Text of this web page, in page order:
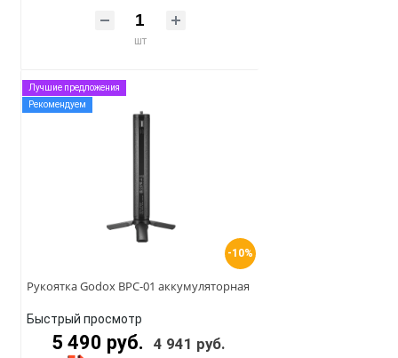
шт
-10%
Лучшие предложения
Рекомендуем
Рукоятка Godox BPC-01 аккумуляторная
Быстрый просмотр
5 490 руб. 4 941 руб.